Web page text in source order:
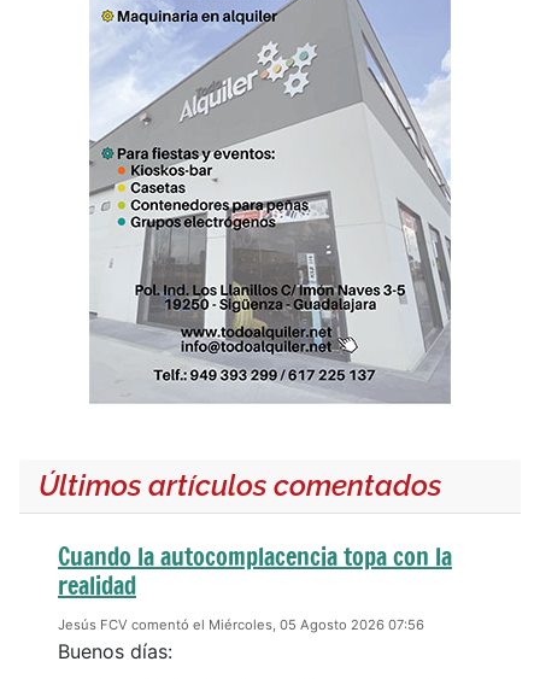
Últimos artículos comentados
Cuando la autocomplacencia topa con la
realidad
Jesús FCV comentó el Miércoles, 05 Agosto 2026 07:56
Buenos días: